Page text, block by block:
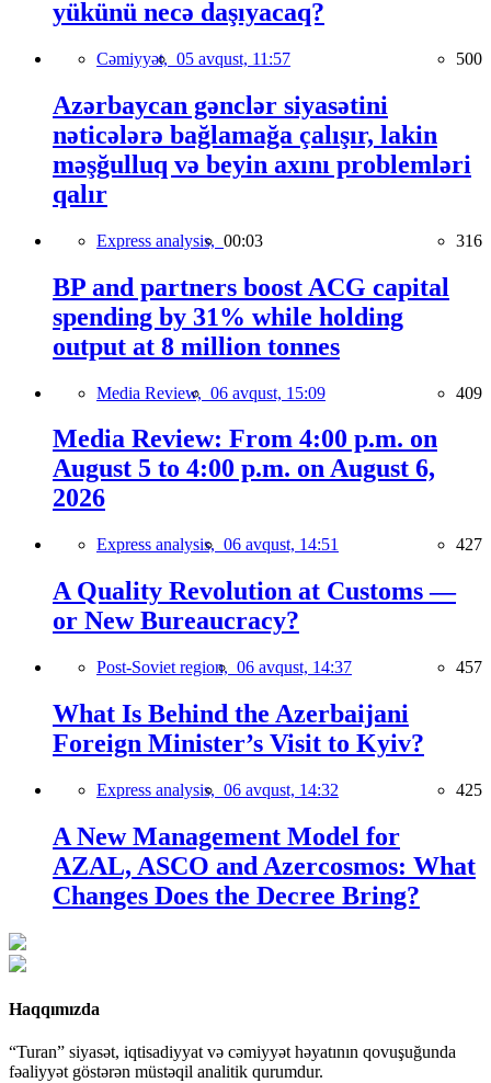
yükünü necə daşıyacaq?
Cəmiyyət, 05 avqust, 11:57 500
Azərbaycan gənclər siyasətini
nəticələrə bağlamağa çalışır, lakin
məşğulluq və beyin axını problemləri
qalır
Express analysis, 00:03 316
BP and partners boost ACG capital
spending by 31% while holding
output at 8 million tonnes
Media Review, 06 avqust, 15:09 409
Media Review: From 4:00 p.m. on
August 5 to 4:00 p.m. on August 6,
2026
Express analysis, 06 avqust, 14:51 427
A Quality Revolution at Customs —
or New Bureaucracy?
Post-Soviet region, 06 avqust, 14:37 457
What Is Behind the Azerbaijani
Foreign Minister’s Visit to Kyiv?
Express analysis, 06 avqust, 14:32 425
A New Management Model for
AZAL, ASCO and Azercosmos: What
Changes Does the Decree Bring?
Haqqımızda
“Turan” siyasət, iqtisadiyyat və cəmiyyət həyatının qovuşuğunda
fəaliyyət göstərən müstəqil analitik qurumdur.